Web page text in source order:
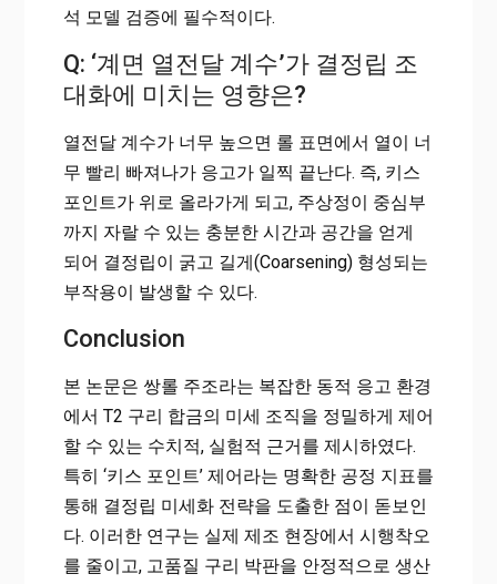
석 모델 검증에 필수적이다.
Q: ‘계면 열전달 계수’가 결정립 조
대화에 미치는 영향은?
열전달 계수가 너무 높으면 롤 표면에서 열이 너
무 빨리 빠져나가 응고가 일찍 끝난다. 즉, 키스
포인트가 위로 올라가게 되고, 주상정이 중심부
까지 자랄 수 있는 충분한 시간과 공간을 얻게
되어 결정립이 굵고 길게(Coarsening) 형성되는
부작용이 발생할 수 있다.
Conclusion
본 논문은 쌍롤 주조라는 복잡한 동적 응고 환경
에서 T2 구리 합금의 미세 조직을 정밀하게 제어
할 수 있는 수치적, 실험적 근거를 제시하였다.
특히 ‘키스 포인트’ 제어라는 명확한 공정 지표를
통해 결정립 미세화 전략을 도출한 점이 돋보인
다. 이러한 연구는 실제 제조 현장에서 시행착오
를 줄이고, 고품질 구리 박판을 안정적으로 생산